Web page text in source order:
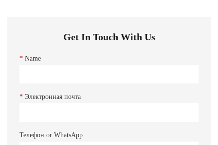
Get In Touch With Us
* Name
* Электронная почта
Телефон or WhatsApp